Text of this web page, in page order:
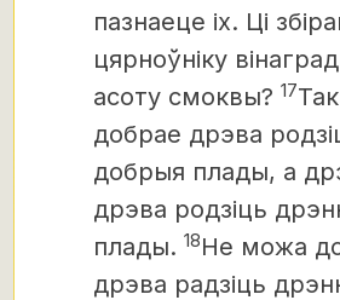
пазнаеце іх. Ці
цярноўніку
асоту смоквы? 17
добрае дрэва
добрыя плады, а
дрэва родзіць
плады. 18Не можа
дрэва радзіць